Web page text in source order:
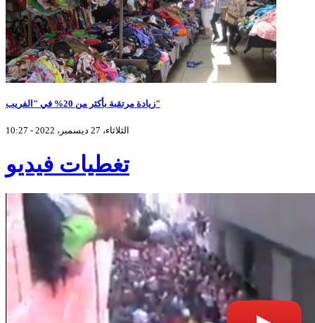
زيادة مرتقبة بأكثر من 20% في "الفريب"
الثلاثاء، 27 ديسمبر، 2022 - 10:27
تغطيات فيديو